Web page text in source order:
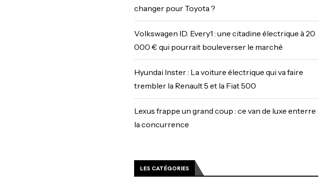
changer pour Toyota ?
Volkswagen ID. Every1 : une citadine électrique à 20
000 € qui pourrait bouleverser le marché
Hyundai Inster : La voiture électrique qui va faire
trembler la Renault 5 et la Fiat 500
Lexus frappe un grand coup : ce van de luxe enterre
la concurrence
LES CATÉGORIES